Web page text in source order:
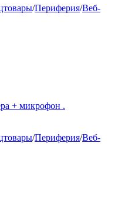
/Периферия/Веб-
+ микрофон .
/Периферия/Веб-